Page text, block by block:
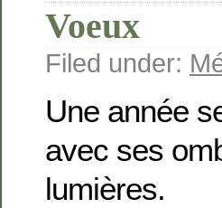
Voeux
Filed under:
Une année
avec ses
lumières.